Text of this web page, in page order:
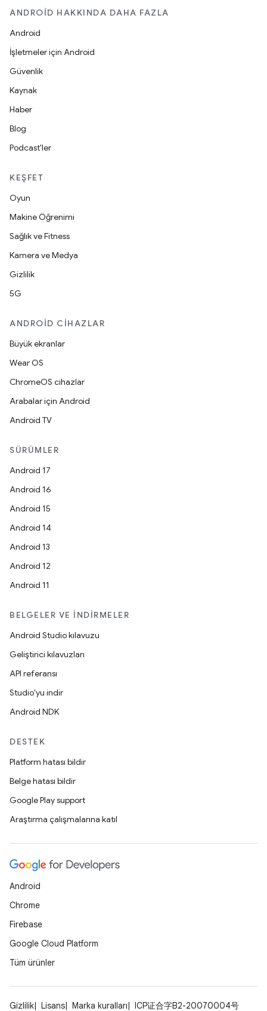
ANDROID HAKKINDA DAHA FAZLA
Android
İşletmeler için Android
Güvenlik
Kaynak
Haber
Blog
Podcast'ler
KEŞFET
Oyun
Makine Öğrenimi
Sağlık ve Fitness
Kamera ve Medya
Gizlilik
5G
ANDROID CIHAZLAR
Büyük ekranlar
Wear OS
ChromeOS cihazlar
Arabalar için Android
Android TV
SÜRÜMLER
Android 17
Android 16
Android 15
Android 14
Android 13
Android 12
Android 11
BELGELER VE İNDIRMELER
Android Studio kılavuzu
Geliştirici kılavuzları
API referansı
Studio'yu indir
Android NDK
DESTEK
Platform hatası bildir
Belge hatası bildir
Google Play support
Araştırma çalışmalarına katıl
Android
Chrome
Firebase
Google Cloud Platform
Tüm ürünler
Gizlilik Lisans Marka kuralları
ICP证合字B2-20070004号